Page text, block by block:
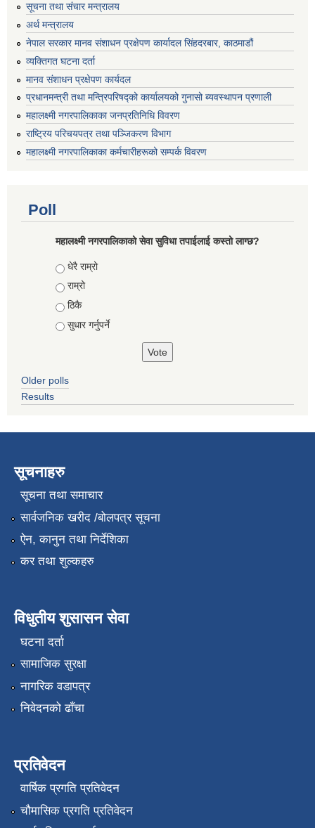
सूचना तथा संचार मन्त्रालय
अर्थ मन्त्रालय
नेपाल सरकार मानव संशाधन प्रक्षेपण कार्यादल सिंहदरबार, काठमाडौं
व्यक्तिगत घटना दर्ता
मानव संशाधन प्रक्षेपण कार्यदल
प्रधानमन्त्री तथा मन्त्रिपरिषद्को कार्यालयको गुनासो ब्यवस्थापन प्रणाली
महालक्ष्मी नगरपालिकाका जनप्रतिनिधि विवरण
राष्ट्रिय परिचयपत्र तथा पञ्जिकरण विभाग
महालक्ष्मी नगरपालिकाका कर्मचारीहरूको सम्पर्क विवरण
Poll
महालक्ष्मी नगरपालिकाको सेवा सुविधा तपाईलाई कस्तो लाग्छ?
Choices
धेरै राम्रो
राम्रो
ठिकै
सुधार गर्नुपर्ने
Older polls
Results
सूचनाहरु
सूचना तथा समाचार
सार्वजनिक खरीद /बोलपत्र सूचना
ऐन, कानुन तथा निर्देशिका
कर तथा शुल्कहरु
विधुतीय शुसासन सेवा
घटना दर्ता
सामाजिक सुरक्षा
नागरिक वडापत्र
निवेदनको ढाँचा
प्रतिवेदन
वार्षिक प्रगति प्रतिवेदन
चौमासिक प्रगति प्रतिवेदन